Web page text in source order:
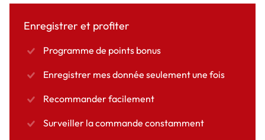
Enregistrer et profiter
Programme de points bonus
Enregistrer mes donnée seulement une fois
Recommander facilement
Surveiller la commande constamment